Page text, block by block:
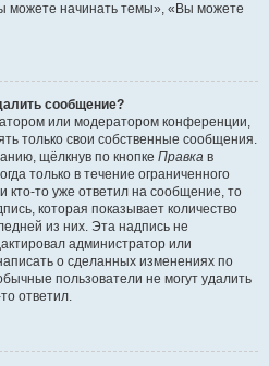
начинать темы», «Вы можете
сообщение?
или модератором конференции,
только свои собственные сообщения.
щёлкнув по кнопке Правка в
только в течение ограниченного
кто-то уже ответил на сообщение, то
которая показывает количество
из них. Эта надпись не
администратор или
о сделанных изменениях по
пользователи не могут удалить
ответил.